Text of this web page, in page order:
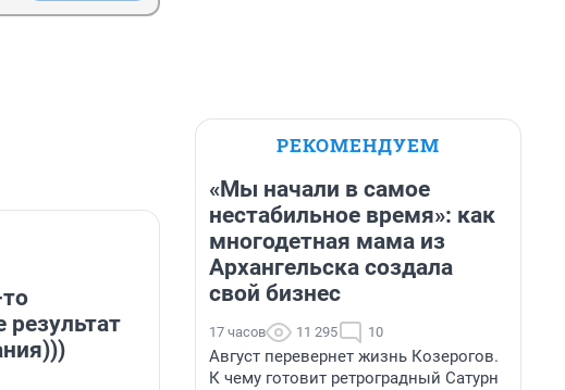
результат
РЕКОМЕНДУЕМ
«Мы начали в самое
нестабильное время»: как
многодетная мама из
Архангельска создала
свой бизнес
17 часов 11 295 10
Август перевернет жизнь Козерогов.
К чему готовит ретроградный Сатурн